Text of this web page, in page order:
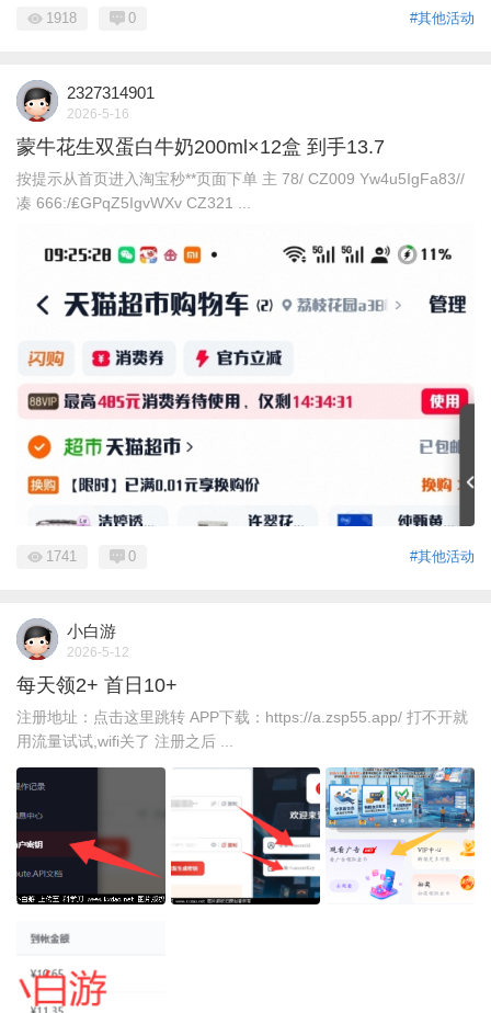
#其他活动
1918 0
2327314901
2026-5-16
蒙牛花生双蛋白牛奶200ml×12盒 到手13.7
按提示从首页进入淘宝秒**页面下单 主 78/ CZ009 Yw4u5IgFa83//
凑 666:/₤GPqZ5IgvWXv CZ321 ...
#其他活动
1741 0
小白游
2026-5-12
每天领2+ 首日10+
注册地址：点击这里跳转 APP下载：https://a.zsp55.app/ 打不开就
用流量试试,wifi关了 注册之后 ...